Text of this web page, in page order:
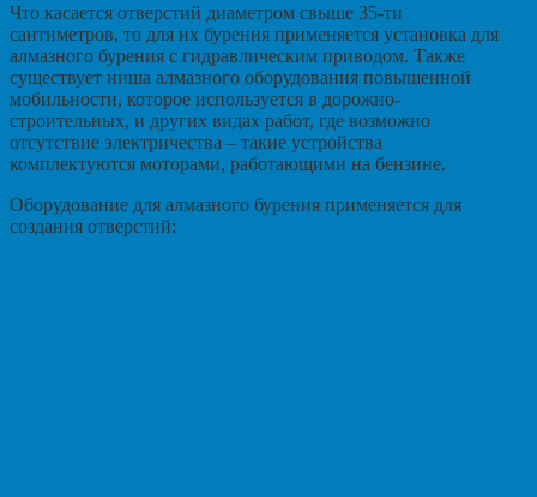
Что касается отверстий диаметром свыше 35-ти
сантиметров, то для их бурения применяется установка для
алмазного бурения с гидравлическим приводом. Также
существует ниша алмазного оборудования повышенной
мобильности, которое используется в дорожно-
строительных, и других видах работ, где возможно
отсутствие электричества – такие устройства
комплектуются моторами, работающими на бензине.
Оборудование для алмазного бурения применяется для
создания отверстий: